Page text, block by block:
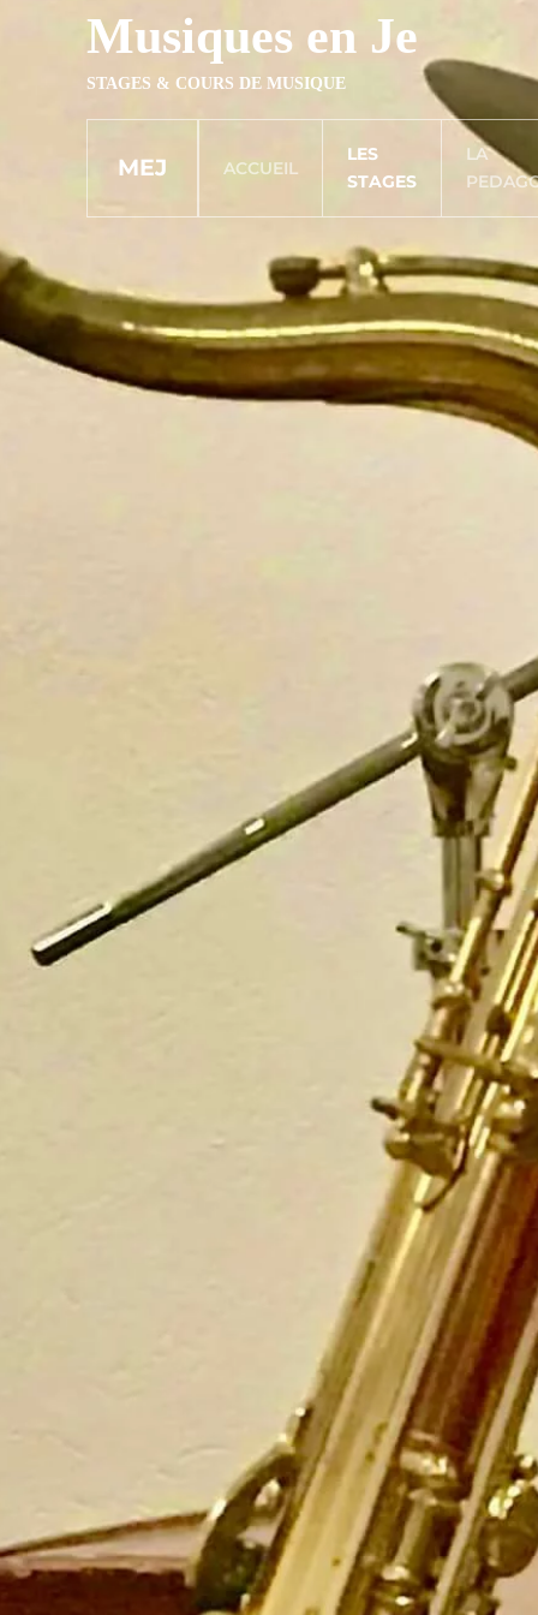
Accéder au contenu principal
Musiques en Je
STAGES & COURS DE MUSIQUE
MEJ ACCUEIL
LES
STAGES
LA